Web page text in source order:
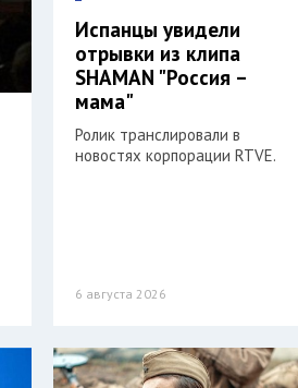
Испанцы увидели
отрывки из клипа
SHAMAN "Россия –
мама"
Ролик транслировали в
новостях корпорации RTVE.
6 августа 2026